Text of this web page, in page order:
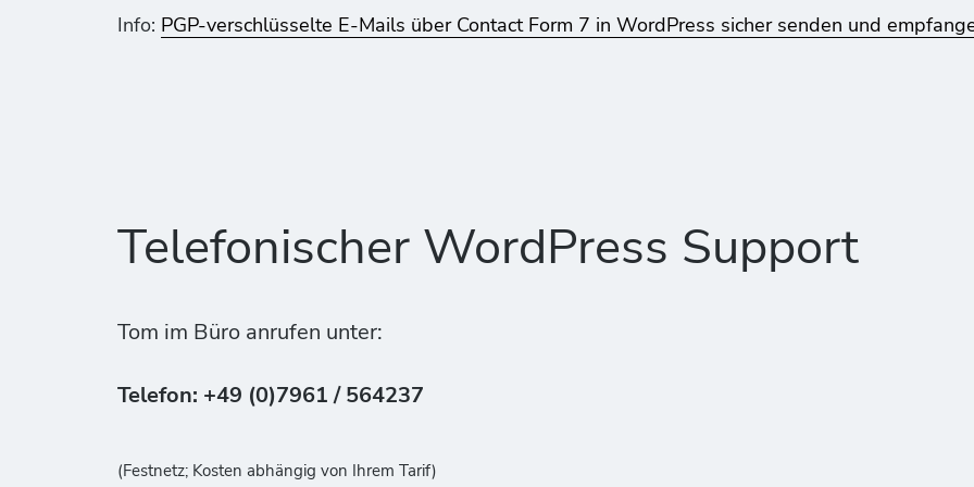
Info: PGP-verschlüsselte E-Mails über Contact Form 7 in WordPress sicher senden und
Telefonischer WordPress Support
Tom im Büro anrufen unter:
Telefon: +49 (0)7961 / 564237
(Festnetz; Kosten abhängig von Ihrem Tarif)